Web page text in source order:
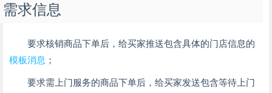
需求信息
要求核销商品下单后，给买家推送包含具体的门店信息的
模板消息 ；
要求需上门服务的商品下单后，给买家发送包含等待上门